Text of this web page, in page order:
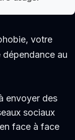
votre
au
envoyer des
sociaux
face à face